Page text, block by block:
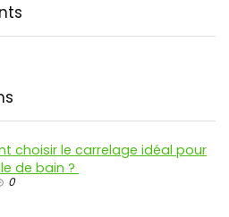
choisir le carrelage idéal pour
de bain ?
0